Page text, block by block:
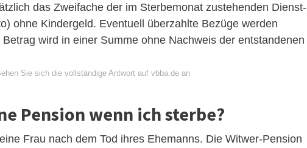
das Zweifache der im Sterbemonat zustehenden Dienst-
ohne Kindergeld. Eventuell überzahlte Bezüge werden
wird in einer Summe ohne Nachweis der entstandenen
Sie sich die vollständige Antwort auf vbba.de an
Pension wenn ich sterbe?
Frau nach dem Tod ihres Ehemanns. Die Witwer-Pension